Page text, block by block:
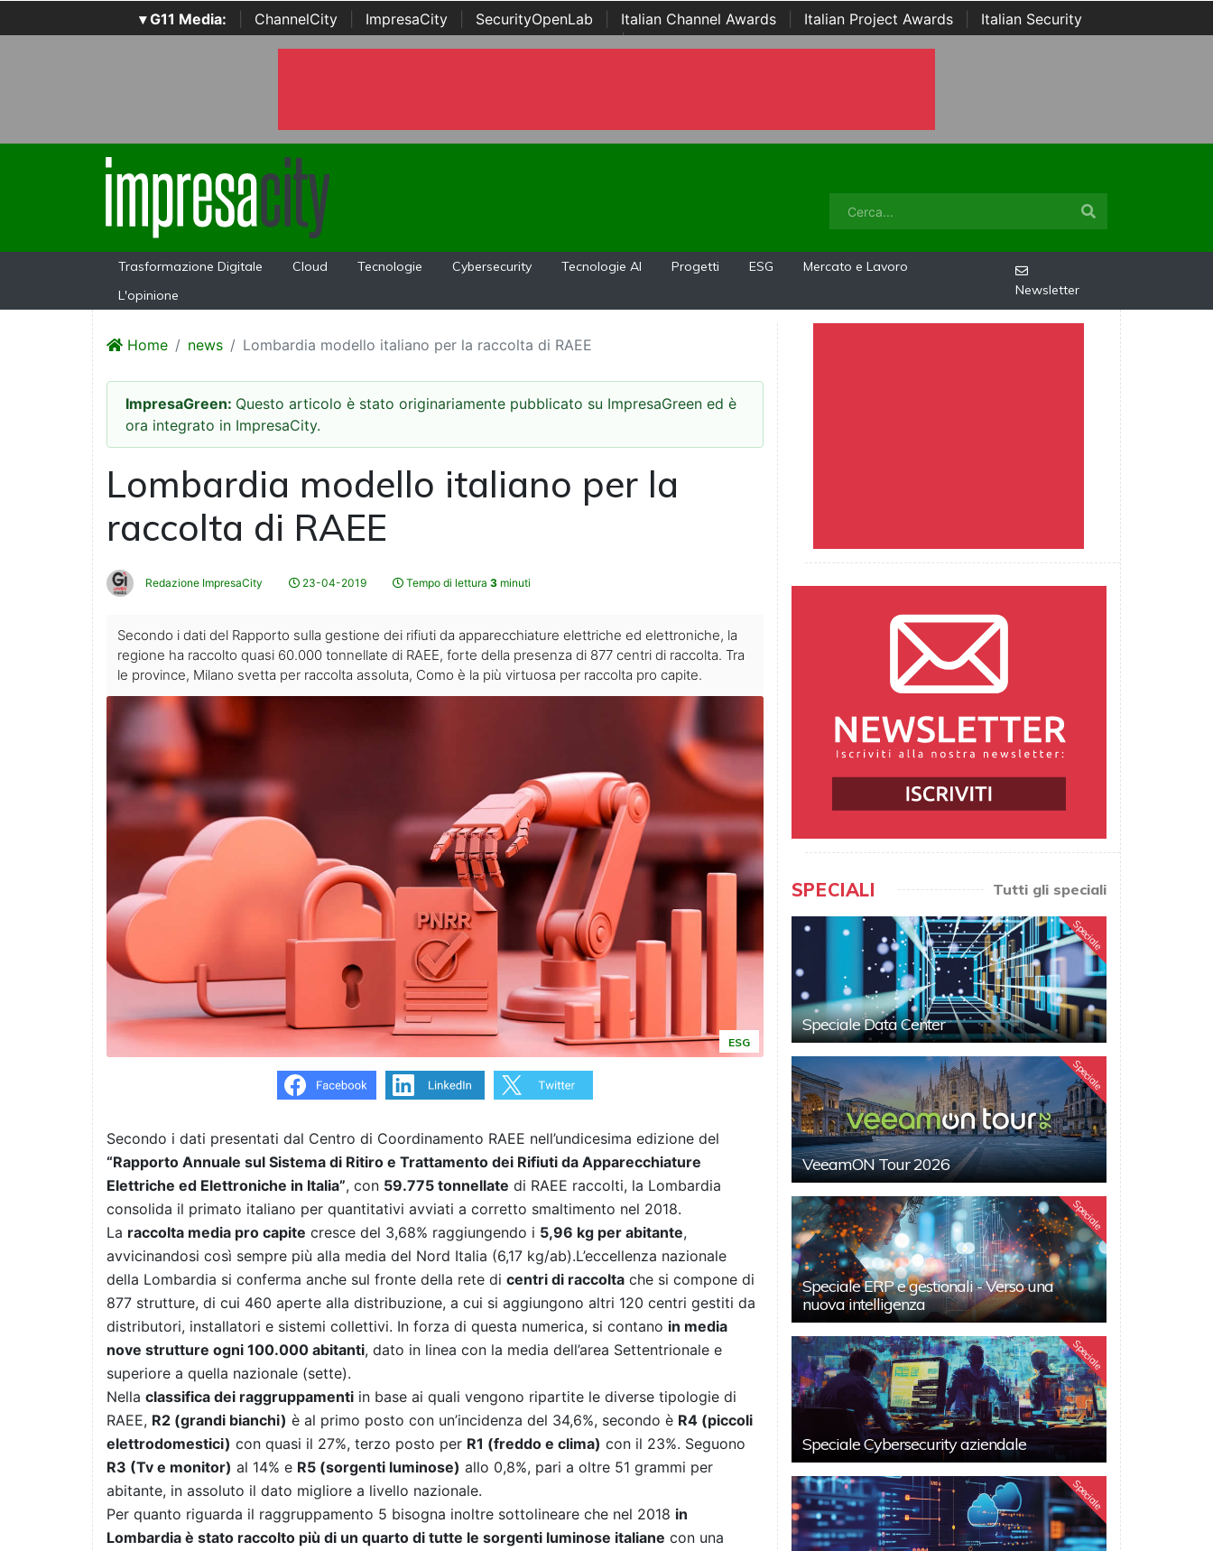
▾ G11 Media: ChannelCity ImpresaCity SecurityOpenLab Italian Channel Awards Italian Project Awards
Italian Security
Awards | ...
Trasformazione Digitale Cloud Tecnologie Cybersecurity Tecnologie AI Progetti ESG
Mercato e Lavoro
L'opinione
Newsletter
Home news Lombardia modello italiano per la raccolta di RAEE
ImpresaGreen: Questo articolo è stato originariamente pubblicato su ImpresaGreen ed è
ora integrato in ImpresaCity.
Lombardia modello italiano per la
raccolta di RAEE
Redazione ImpresaCity 23-04-2019 Tempo di lettura 3 minuti
Secondo i dati del Rapporto sulla gestione dei rifiuti da apparecchiature elettriche ed elettroniche, la
regione ha raccolto quasi 60.000 tonnellate di RAEE, forte della presenza di 877 centri di raccolta. Tra
le province, Milano svetta per raccolta assoluta, Como è la più virtuosa per raccolta pro capite.
ESG
Secondo i dati presentati dal Centro di Coordinamento RAEE nell’undicesima edizione del
“Rapporto Annuale sul Sistema di Ritiro e Trattamento dei Rifiuti da Apparecchiature
Elettriche ed Elettroniche in Italia”, con 59.775 tonnellate di RAEE raccolti, la Lombardia
consolida il primato italiano per quantitativi avviati a corretto smaltimento nel 2018.
La raccolta media pro capite cresce del 3,68% raggiungendo i 5,96 kg per abitante,
avvicinandosi così sempre più alla media del Nord Italia (6,17 kg/ab).L’eccellenza nazionale
della Lombardia si conferma anche sul fronte della rete di centri di raccolta che si compone di
877 strutture, di cui 460 aperte alla distribuzione, a cui si aggiungono altri 120 centri gestiti da
distributori, installatori e sistemi collettivi. In forza di questa numerica, si contano in media
nove strutture ogni 100.000 abitanti, dato in linea con la media dell’area Settentrionale e
superiore a quella nazionale (sette).
Nella classifica dei raggruppamenti in base ai quali vengono ripartite le diverse tipologie di
RAEE, R2 (grandi bianchi) è al primo posto con un’incidenza del 34,6%, secondo è R4 (piccoli
elettrodomestici) con quasi il 27%, terzo posto per R1 (freddo e clima) con il 23%. Seguono
R3 (Tv e monitor) al 14% e R5 (sorgenti luminose) allo 0,8%, pari a oltre 51 grammi per
abitante, in assoluto il dato migliore a livello nazionale.
Per quanto riguarda il raggruppamento 5 bisogna inoltre sottolineare che nel 2018 in
Lombardia è stato raccolto più di un quarto di tutte le sorgenti luminose italiane con una
SPECIALI Tutti gli speciali
Speciale
Speciale Data Center
Speciale
VeeamON Tour 2026
Speciale
Speciale ERP e gestionali - Verso una
nuova intelligenza
Speciale
Speciale Cybersecurity aziendale
Speciale